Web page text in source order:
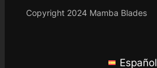
Copyright 2024 Mamba Blades
Español